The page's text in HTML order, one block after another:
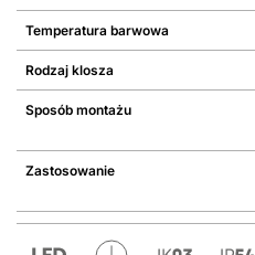
Temperatura barwowa
Rodzaj klosza
Sposób montażu
Zastosowanie